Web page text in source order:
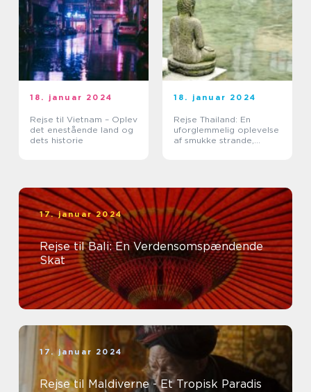
18. januar 2024
Rejse til Vietnam – Oplev
det enestående land og
dets historie
18. januar 2024
Rejse Thailand: En
uforglemmelig oplevelse
af smukke strande,
17. januar 2024
Rejse til Bali: En Verdensomspændende
Skat
17. januar 2024
Rejse til Maldiverne - Et Tropisk Paradis